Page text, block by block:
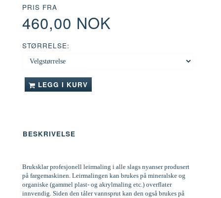
PRIS FRA
460,00 NOK
STØRRELSE:
LEGG I KURV
BESKRIVELSE
Bruksklar profesjonell leirmaling i alle slags nyanser produsert
på fargemaskinen. Leirmalingen kan brukes på mineralske og
organiske (gammel plast- og akrylmaling etc.) overflater
innvendig. Siden den tåler vannsprut kan den også brukes på